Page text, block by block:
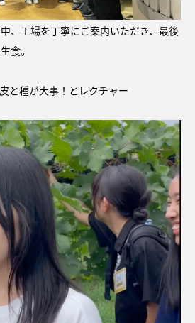
、工場を丁寧にご案内いただき、最後
食。
と種が大事！とレクチャー